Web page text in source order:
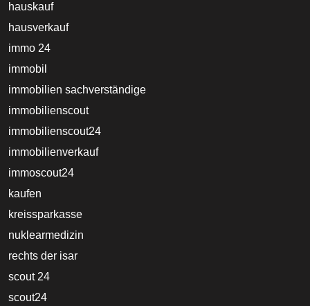
hauskauf
hausverkauf
immo 24
immobil
immobilien sachverständige
immobilienscout
immobilienscout24
immobilienverkauf
immoscout24
kaufen
kreissparkasse
nuklearmedizin
rechts der isar
scout 24
scout24